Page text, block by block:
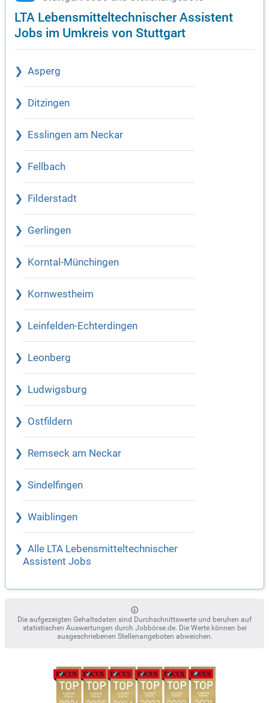
LTA Lebensmitteltechnischer Assistent
Jobs im Umkreis von Stuttgart
Asperg
Ditzingen
Esslingen am Neckar
Fellbach
Filderstadt
Gerlingen
Korntal-Münchingen
Kornwestheim
Leinfelden-Echterdingen
Leonberg
Ludwigsburg
Ostfildern
Remseck am Neckar
Sindelfingen
Waiblingen
Alle LTA Lebensmitteltechnischer
Assistent Jobs
Die aufgezeigten Gehaltsdaten sind Durchschnittswerte und beruhen auf
statistischen Auswertungen durch Jobbörse.de. Die Werte können bei
ausgeschriebenen Stellenangeboten abweichen.